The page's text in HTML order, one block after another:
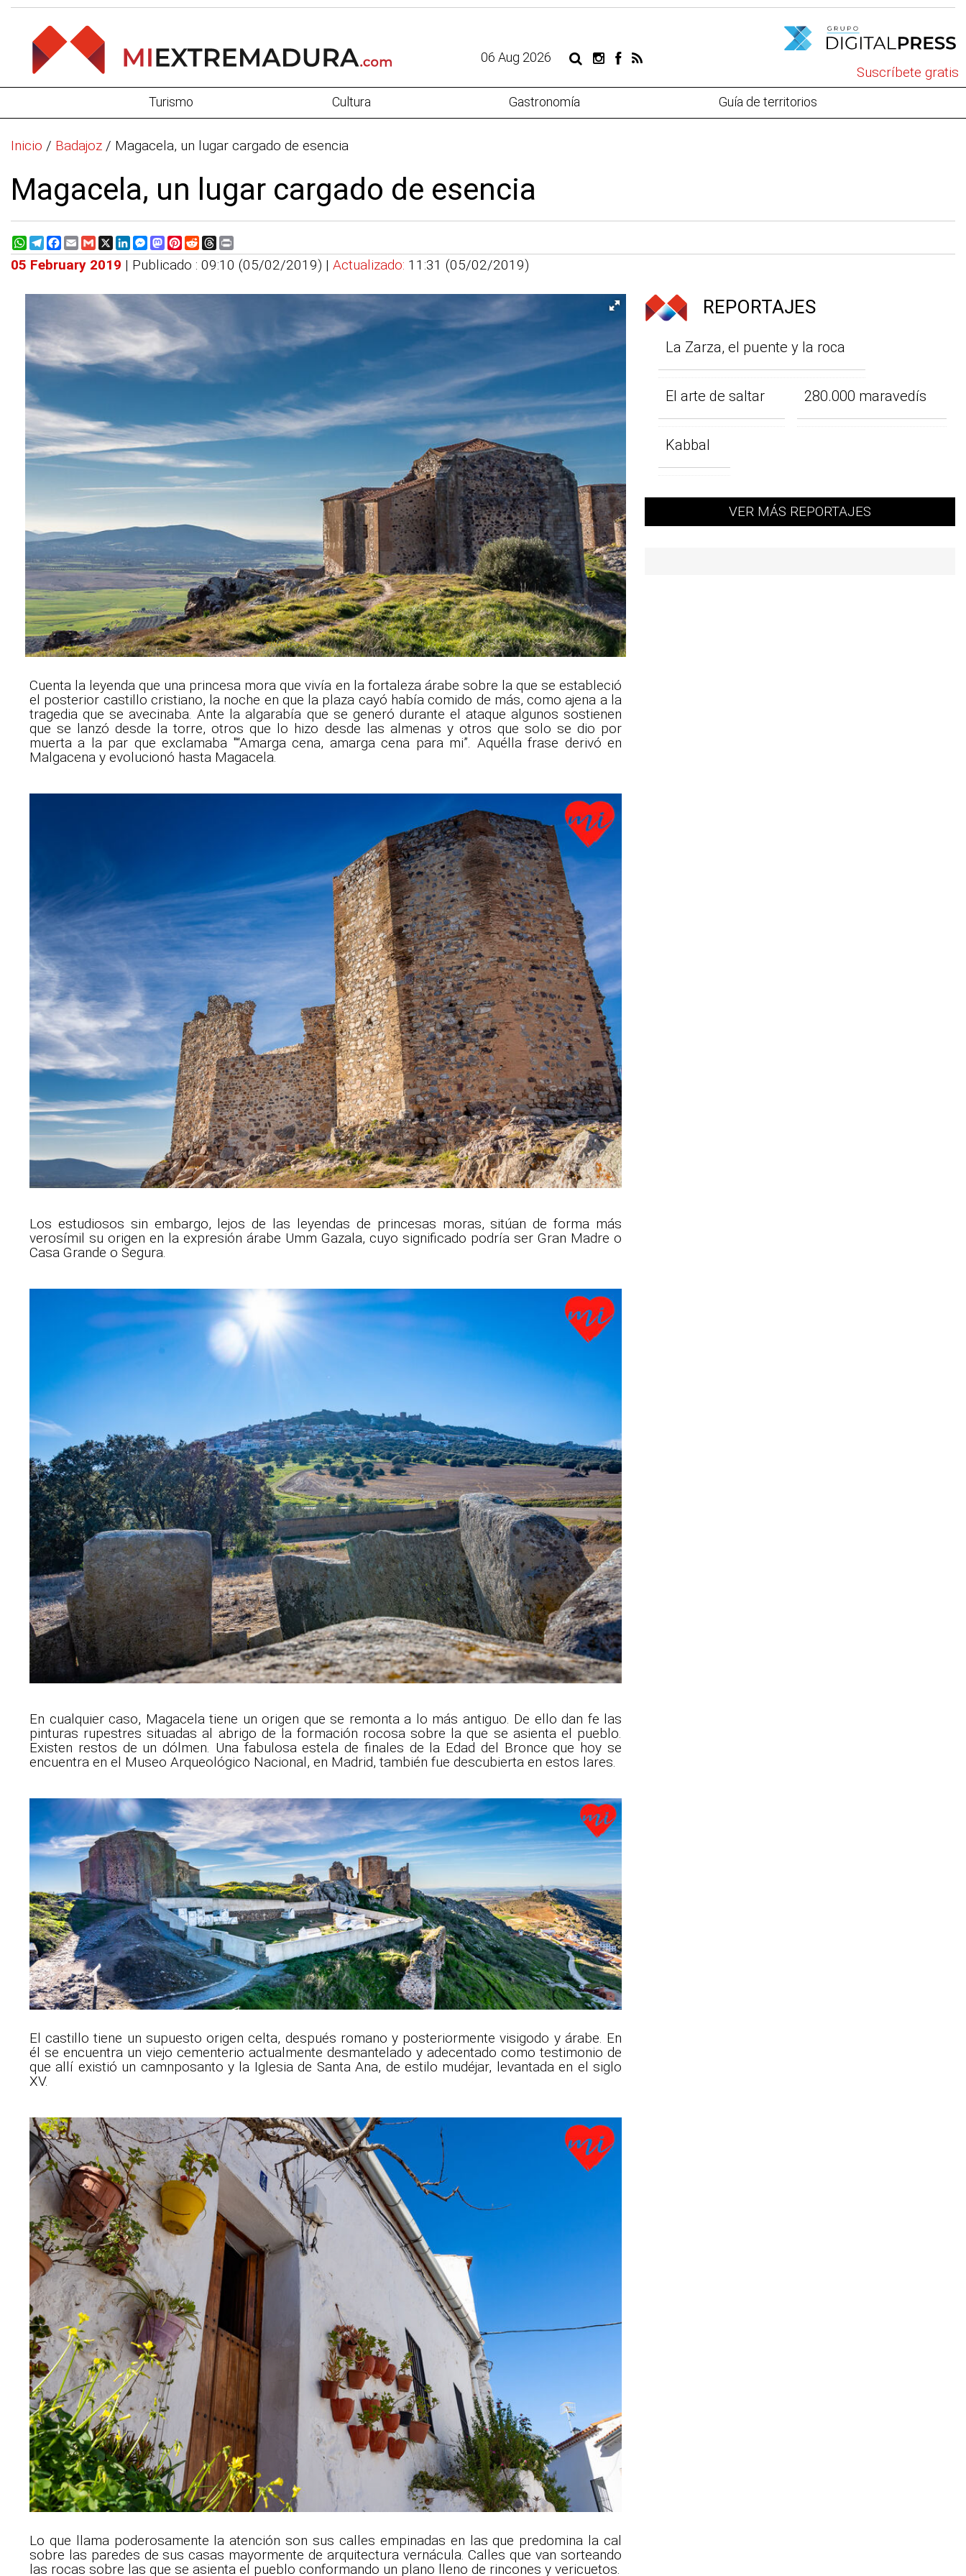
06 Aug 2026
Suscríbete gratis
Turismo Cultura Gastronomía Guía de territorios
Inicio / Badajoz / Magacela, un lugar cargado de esencia
Magacela, un lugar cargado de esencia
WhatsApp
Telegram
Facebook
EmailGmail
X LinkedIn
Messenger
Mastodon
Pinterest
RedditThreads
05 February 2019 | Publicado : 09:10 (05/02/2019) | Actualizado: 11:31 (05/02/2019)
Cuenta la leyenda que una princesa mora que vivía en la fortaleza árabe sobre la que se estableció
el posterior castillo cristiano, la noche en que la plaza cayó había comido de más, como ajena a la
tragedia que se avecinaba. Ante la algarabía que se generó durante el ataque algunos sostienen
que se lanzó desde la torre, otros que lo hizo desde las almenas y otros que solo se dio por
muerta a la par que exclamaba "“Amarga cena, amarga cena para mi”. Aquélla frase derivó en
Malgacena y evolucionó hasta Magacela.
Los estudiosos sin embargo, lejos de las leyendas de princesas moras, sitúan de forma más
verosímil su origen en la expresión árabe Umm Gazala, cuyo significado podría ser Gran Madre o
Casa Grande o Segura.
En cualquier caso, Magacela tiene un origen que se remonta a lo más antiguo. De ello dan fe las
pinturas rupestres situadas al abrigo de la formación rocosa sobre la que se asienta el pueblo.
Existen restos de un dólmen. Una fabulosa estela de finales de la Edad del Bronce que hoy se
encuentra en el Museo Arqueológico Nacional, en Madrid, también fue descubierta en estos lares.
El castillo tiene un supuesto origen celta, después romano y posteriormente visigodo y árabe. En
él se encuentra un viejo cementerio actualmente desmantelado y adecentado como testimonio de
que allí existió un camnposanto y la Iglesia de Santa Ana, de estilo mudéjar, levantada en el siglo
XV.
Lo que llama poderosamente la atención son sus calles empinadas en las que predomina la cal
sobre las paredes de sus casas mayormente de arquitectura vernácula. Calles que van sorteando
las rocas sobre las que se asienta el pueblo conformando un plano lleno de rincones y vericuetos.
REPORTAJES
La Zarza, el puente y la roca
El arte de saltar 280.000 maravedís
Kabbal
VER MÁS REPORTAJES